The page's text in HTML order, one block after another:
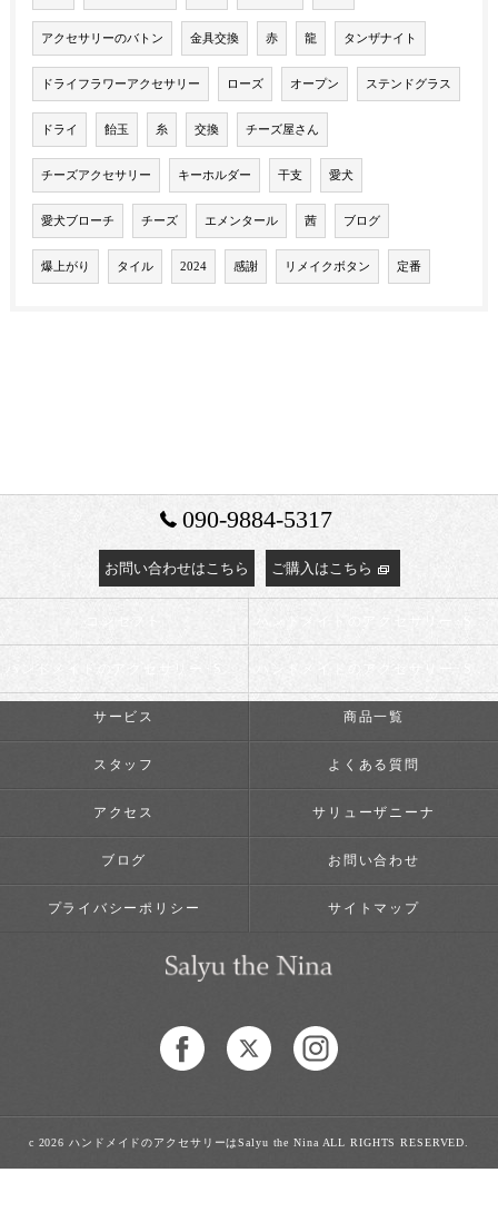
アクセサリーのバトン 金具交換 赤 龍 タンザナイト
ドライフラワーアクセサリー ローズ オープン ステンドグラス
ドライ 飴玉 糸 交換 チーズ屋さん
チーズアクセサリー キーホルダー 干支 愛犬
愛犬ブローチ チーズ エメンタール 茜 ブログ
爆上がり タイル 2024 感謝 リメイクボタン 定番
090-9884-5317
お問い合わせはこちら ご購入はこちら
サービス 商品一覧
スタッフ よくある質問
アクセス サリューザニーナ
ブログ お問い合わせ
プライバシーポリシー サイトマップ
c 2026 ハンドメイドのアクセサリーはSalyu the Nina ALL RIGHTS RESERVED.